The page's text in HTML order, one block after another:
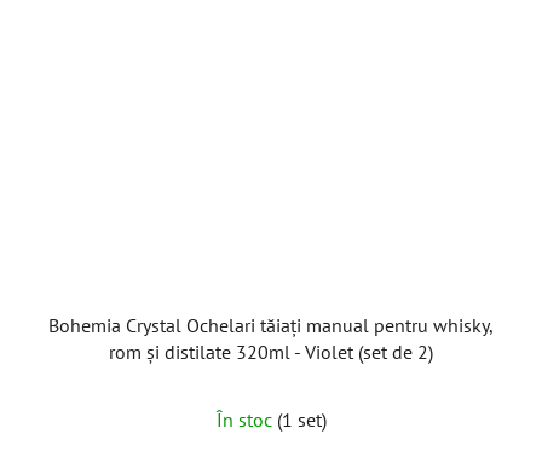
Bohemia Crystal Ochelari tăiați manual pentru whisky,
rom și distilate 320ml - Violet (set de 2)
În stoc (1 set)